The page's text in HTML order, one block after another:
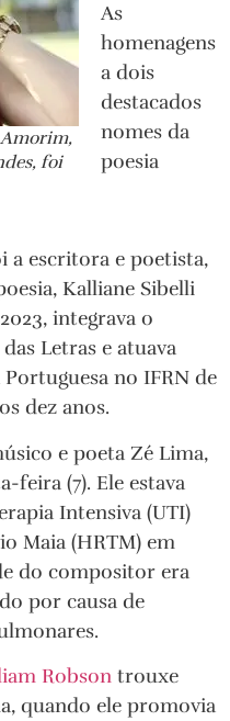
foi
As
homenagens
a dois
destacados
nomes da
poesia
a escritora e poetista,
Kalliane Sibelli
integrava o
Letras e atuava
no IFRN de
dez anos.
e poeta Zé Lima,
feira (7). Ele estava
Intensiva (UTI)
Maia (HRTM) em
do compositor era
por causa de
Robson trouxe
quando ele promovia